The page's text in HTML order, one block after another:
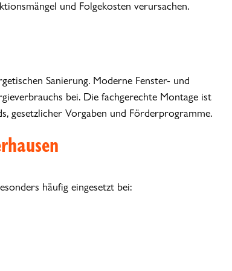
und Folgekosten verursachen.
Sanierung. Moderne Fenster- und
bei. Die fachgerechte Montage ist
gesetzlicher Vorgaben und Förderprogramme.
häufig eingesetzt bei: